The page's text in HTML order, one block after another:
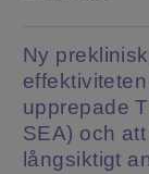
Ny
upprepade
SEA) och
långsiktigt